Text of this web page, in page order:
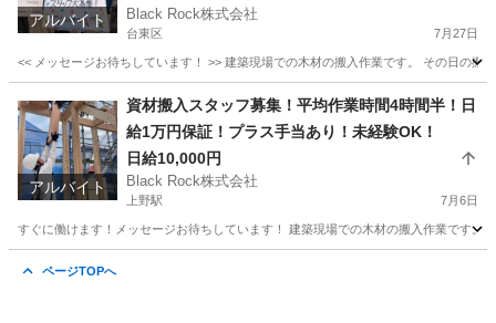
アルバイト Black Rock株式会社
台東区 7月27日
<< メッセージお待ちしています！ >> 建築現場での木材の搬入作業です。 その日の
建築 スタッフ
アルバイト
資材搬入スタッフ募集！平均作業時間4時間半！日
給1万円保証！プラス手当あり！未経験OK！
日給10,000円
Black Rock株式会社
上野駅 7月6日
すぐに働けます！メッセージお待ちしています！ 建築現場での木材の搬入作業です
ページTOPへ